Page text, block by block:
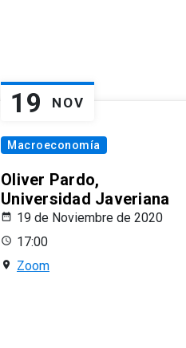
19 NOV
Macroeconomía
Oliver Pardo,
Universidad Javeriana
19 de Noviembre de 2020
17:00
Zoom